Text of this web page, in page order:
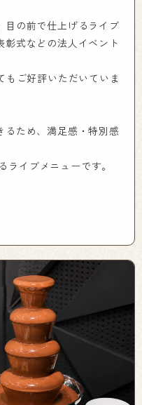
目の前で仕上げるライブ
式などの法人イベント
もご好評いただいていま
るため、満足感・特別感
ライブメニューです。